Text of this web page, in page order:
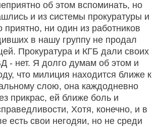
об этом вспоминать, но
и из системы прокуратуры и
приятно, ни один из работников
в нашу группу не продал
Прокуратура и КГБ дали своих
- нет. Я долго думам об этом и
что милиция находится ближе к
слою, она каждодневно
прикрас, ей ближе боль и
Хотя, конечно, и в
есть свои негодяи, но не среди